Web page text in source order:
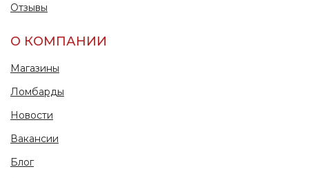
Отзывы
О КОМПАНИИ
Магазины
Ломбарды
Новости
Вакансии
Блог